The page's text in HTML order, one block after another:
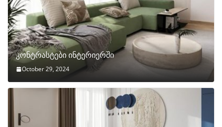
კონტრასტები ინტერიერში
October 29, 2024